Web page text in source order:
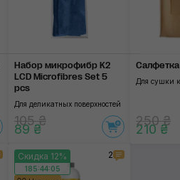
Набор микрофибр K2
LCD Microfibres Set 5
pcs
Для деликатных поверхностей
105 ₴
89 ₴
Салфетка
Для сушки
250 ₴
210 ₴
Скидка 12%
185:44:04
2